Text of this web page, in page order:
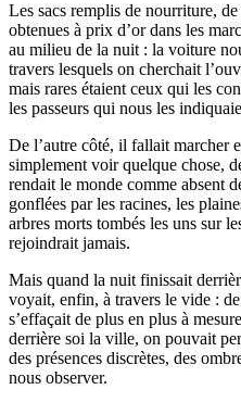
Les sacs remplis de nourriture,
obtenues à prix d’or dans les
au milieu de la nuit : la voiture
travers lesquels on cherchait
mais rares étaient ceux qui les
les passeurs qui nous les
De l’autre côté, il fallait marcher
simplement voir quelque chose,
rendait le monde comme absent
gonflées par les racines, les
arbres morts tombés les uns sur
rejoindrait jamais.
Mais quand la nuit finissait
voyait, enfin, à travers le vide :
s’effaçait de plus en plus à
derrière soi la ville, on pouvait
des présences discrètes, des
nous observer.